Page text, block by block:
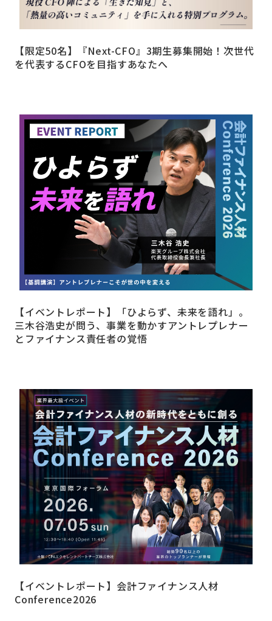
【限定50名】『Next-CFO』3期生募集開始！次世代
を代表するCFOを目指すあなたへ
【イベントレポート】「ひよらず、未来を語れ」。
三木谷浩史が問う、事業を動かすアントレプレナー
とファイナンス責任者の覚悟
【イベントレポート】会計ファイナンス人材
Conference2026